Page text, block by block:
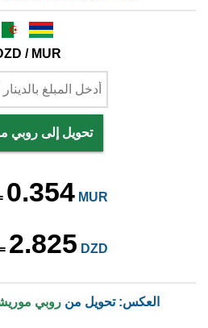
/ MUR
تحويل إلى روبي
0.354 MUR
2.825 DZD
العكس: تحويل منروبي